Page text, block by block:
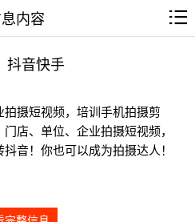
内容
抖音快手
摄短视频，培训手机拍摄剪
店、单位、企业拍摄短视频，
音！你也可以成为拍摄达人！